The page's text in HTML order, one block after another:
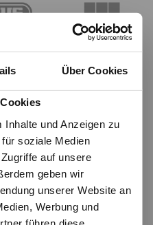
Über Cookies
und Anzeigen zu
soziale Medien
auf unsere
geben wir
unserer Website an
Werbung und